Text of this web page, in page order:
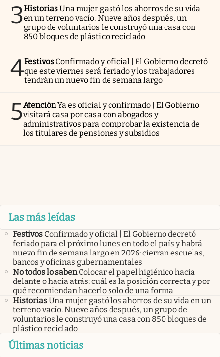
3HistoriasUna mujer gastó los ahorros de su vida
en un terreno vacío. Nueve años después, un
grupo de voluntarios le construyó una casa con
850 bloques de plástico reciclado
4Festivos Confirmado y oficial | El Gobierno decretó
que este viernes será feriado y los trabajadores
tendrán un nuevo fin de semana largo
5AtenciónYa es oficial y confirmado | El Gobierno
visitará casa por casa con abogados y
administrativos para comprobar la existencia de
los titulares de pensiones y subsidios
Las más leídas
Festivos Confirmado y oficial | El Gobierno decretó
feriado para el próximo lunes en todo el país y habrá
nuevo fin de semana largo en 2026: cierran escuelas,
bancos y oficinas gubernamentales
No todos lo saben Colocar el papel higiénico hacia
delante o hacia atrás: cuál es la posición correcta y por
qué recomiendan hacerlo solo de una forma
HistoriasUna mujer gastó los ahorros de su vida en un
terreno vacío. Nueve años después, un grupo de
voluntarios le construyó una casa con 850 bloques de
plástico reciclado
Últimas noticias